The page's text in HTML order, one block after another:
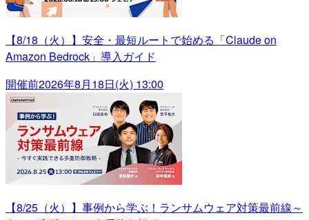
【8/18（火）】安全・最短ルートで始める「Claude on
Amazon Bedrock」導入ガイド
開催前2026年8月18日(火) 13:00
【8/25（火）】事例から学ぶ！ランサムウェア対策最前線～